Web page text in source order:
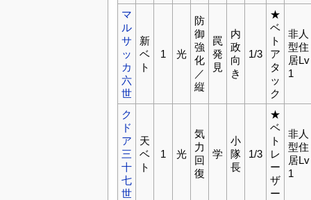
マ
ル
サ
ッ
カ
六
世
新
ベ
ト
1 光
防
御
強
化
／
縦
罠
発
見
内
政
向
き
1/3
★
ベ
ト
ア
タ
ッ
ク
非人
型住
居Lv
1
ク
ド
ア
三
十
七
世
天
ベ
ト
1 光
気
力
回
復
学
小
隊
長
1/3
★
ベ
ト
レ
ー
ザ
ー
非人
型住
居Lv
1